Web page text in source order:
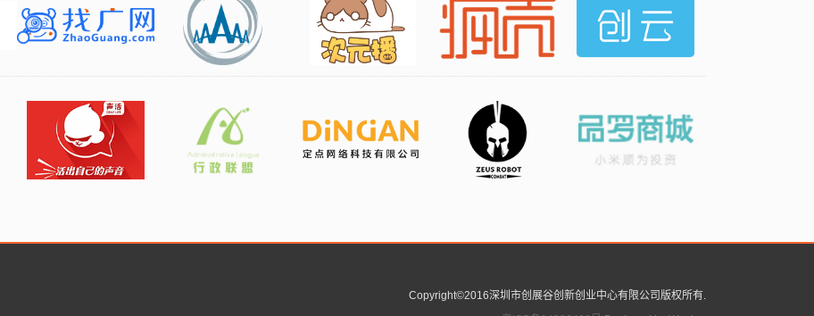
Copyright©2016深圳市创展谷创新创业中心有限公司版权所有.